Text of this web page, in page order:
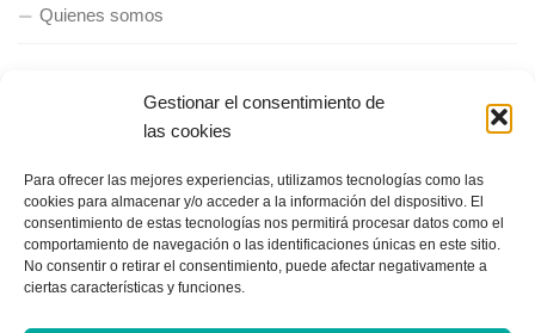
Gestionar el consentimiento de
las cookies
Para ofrecer las mejores experiencias, utilizamos tecnologías como las
cookies para almacenar y/o acceder a la información del dispositivo. El
consentimiento de estas tecnologías nos permitirá procesar datos como el
comportamiento de navegación o las identificaciones únicas en este sitio.
No consentir o retirar el consentimiento, puede afectar negativamente a
ciertas características y funciones.
Quienes somos
POLÍTICA DE PRIVACIDAD